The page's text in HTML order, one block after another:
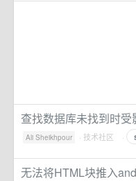
查找数据库未找到时
Ali Sheikhpour · 技术社区 ·
无法将HTML块推入